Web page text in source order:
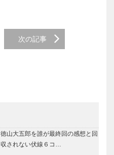
次の記事
徳山大五郎を誰が最終回の感想と回
収されない伏線６コ…